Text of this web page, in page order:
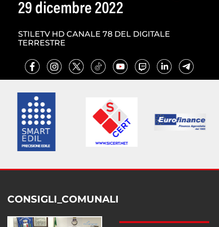
29 dicembre 2022
STILETV HD CANALE 78 DEL DIGITALE
TERRESTRE
CONSIGLI_COMUNALI